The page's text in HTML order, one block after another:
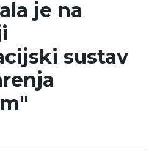
je na
sustav